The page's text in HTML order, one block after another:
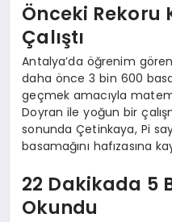
Önceki Rekoru
Çalıştı
Antalya’da öğrenim
daha önce 3 bin 600
geçmek amacıyla
Doyran ile yoğun bir
sonunda Çetinkaya, Pi
basamağını hafızasına
22 Dakikada 5
Okundu